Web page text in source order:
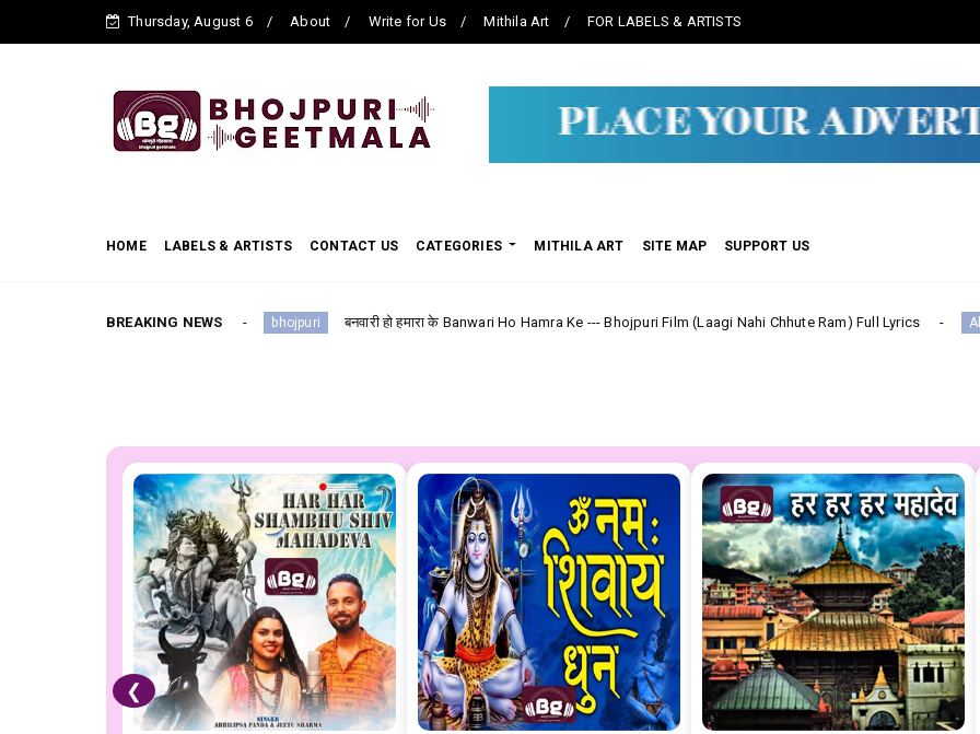
Thursday, August 6 About Write for Us Mithila Art FOR LABELS & ARTISTS
HOME LABELS & ARTISTS CONTACT US CATEGORIES MITHILA ART SITE MAP SUPPORT US
BREAKING NEWS
Ram) Full Lyrics bhojpuri बनवारी हो हमारा के Banwari Ho Hamra Ke --- Bhojpuri Film (Laagi Nahi Chhute Ram) Full Lyrics Akash Mishra
❮